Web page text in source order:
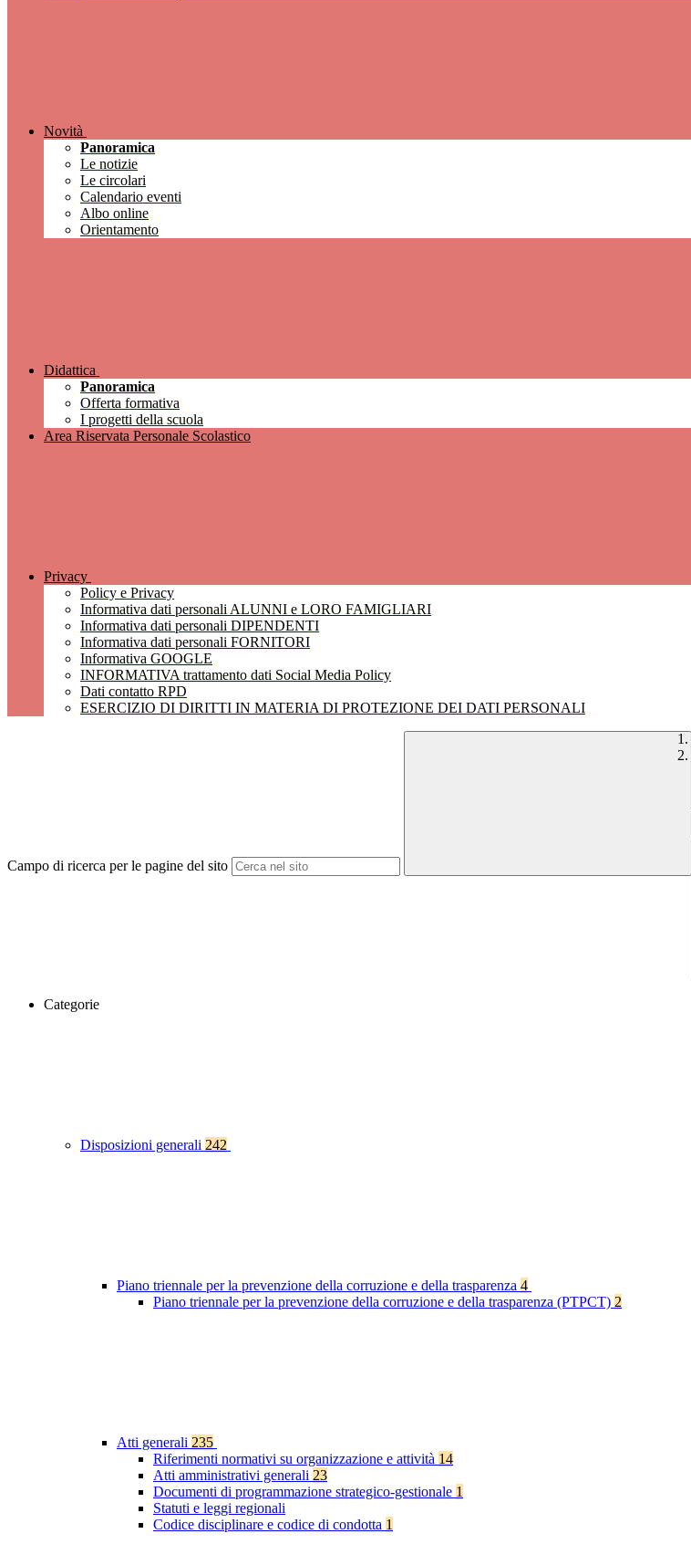
Novità
Panoramica
Le notizie
Le circolari
Calendario eventi
Albo online
Orientamento
Didattica
Panoramica
Offerta formativa
I progetti della scuola
Area Riservata Personale Scolastico
Privacy
Policy e Privacy
Informativa dati personali ALUNNI e LORO FAMIGLIARI
Informativa dati personali DIPENDENTI
Informativa dati personali FORNITORI
Informativa GOOGLE
INFORMATIVA trattamento dati Social Media Policy
Dati contatto RPD
ESERCIZIO DI DIRITTI IN MATERIA DI PROTEZIONE DEI DATI PERSONALI
Campo di ricerca per le pagine del sito
Categorie
Disposizioni generali 242
Piano triennale per la prevenzione della corruzione e della trasparenza 4
Piano triennale per la prevenzione della corruzione e della trasparenza (PTPCT) 2
Atti generali 235
Riferimenti normativi su organizzazione e attività 14
Atti amministrativi generali 23
Documenti di programmazione strategico-gestionale 1
Statuti e leggi regionali
Codice disciplinare e codice di condotta 1